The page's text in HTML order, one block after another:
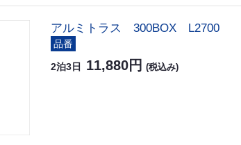
アルミトラス 300BOX L2700
品番
2泊3日 11,880円 (税込み)